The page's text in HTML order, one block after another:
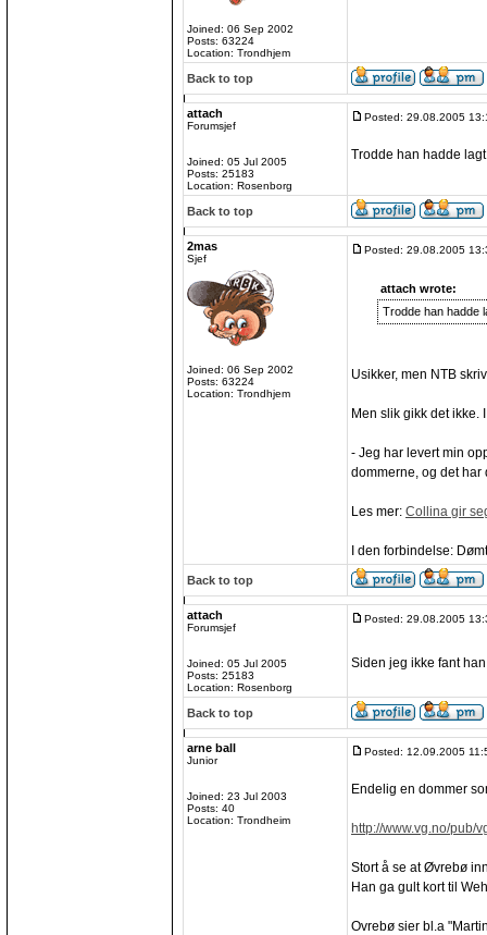
Joined: 06 Sep 2002
Posts: 63224
Location: Trondhjem
Back to top
attach
Forumsjef
Joined: 05 Jul 2005
Posts: 25183
Location: Rosenborg
Posted: 29.08.2005
Trodde han hadde
Back to top
2mas
Sjef
Joined: 06 Sep 2002
Posts: 63224
Location: Trondhjem
Posted: 29.08.2005
attach wrote:
Trodde han hadde
Usikker, men NTB
Men slik gikk det ikke.
- Jeg har levert min
dommerne, og det har
Les mer: Collina gir
I den forbindelse:
Back to top
attach
Forumsjef
Joined: 05 Jul 2005
Posts: 25183
Location: Rosenborg
Posted: 29.08.2005
Siden jeg ikke fant
Back to top
arne ball
Junior
Joined: 23 Jul 2003
Posts: 40
Location: Trondheim
Posted: 12.09.2005
Endelig en dommer
http://www.vg.no/pub/
Stort å se at Øvrebø
Han ga gult kort til
Ovrebø sier bl.a